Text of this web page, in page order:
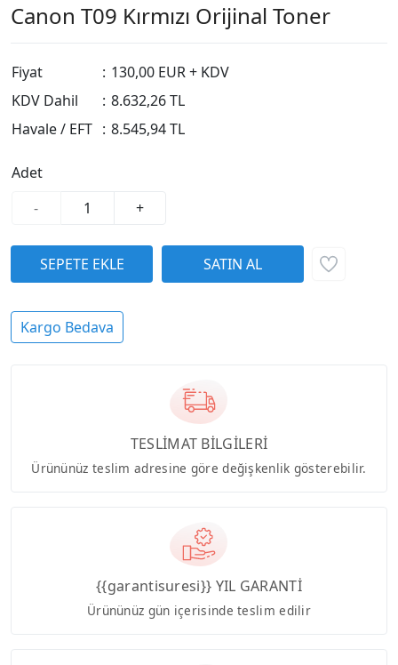
Canon T09 Kırmızı Orijinal Toner
Fiyat : 130,00 EUR + KDV
KDV Dahil
: 8.632,26 TL
Havale / EFT : 8.545,94 TL
Adet
-
+
Kargo Bedava
TESLİMAT BİLGİLERİ
Ürününüz teslim adresine göre değişkenlik gösterebilir.
{{garantisuresi}} YIL GARANTİ
Ürününüz gün içerisinde teslim edilir